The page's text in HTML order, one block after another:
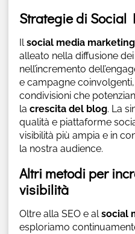
Strategie di
Ilsocial media marketing
alleato nella diffusione
nell’incremento
e campagne
condivisioni che
la crescita del blog. La
qualità e piattaforme
visibilità più ampia e in
la nostra audience.
Altri metodi per
visibilità
Oltre alla SEO e alsocial
esploriamo